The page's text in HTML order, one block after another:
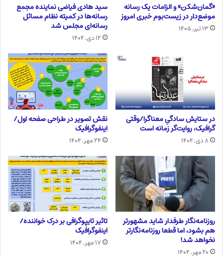
«گمان‌شکن» و الزامات یک رسانه
موضع‌دار در زیست‌بوم خبری امروز
۱۳ تیر, ۱۴۰۵
سید هادی فیاضی نماینده مجمع
رسانه‌ها در کمیته نظام مسائل
رسانه‌ای مجلس شد
۱۲ دی, ۱۴۰۴
در ستایش سادگیِ معناگرا/وقتی
گرافیک، روایت‌گر زمانه است
۸ دی, ۱۴۰۴
نقش تصویر در طراحی صفحه اول/
اینفوگرافیک
۲۴ مهر, ۱۴۰۴
روزنامه‌نگار طرفدار شاید مشهورتر
هم بشود، اما قطعا روزنامه‌نگارتر
نخواهد شد!
۲۰ مهر, ۱۴۰۴
تاثیر تایپوگرافی بر درک خواننده/
اینفوگرافیک
۱۷ مهر, ۱۴۰۴